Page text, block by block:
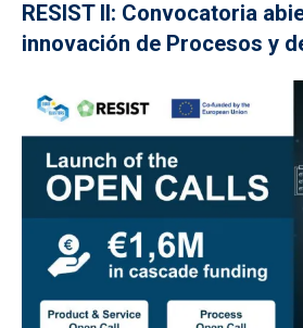
RESIST II: Convocatoria
innovación de Procesos y